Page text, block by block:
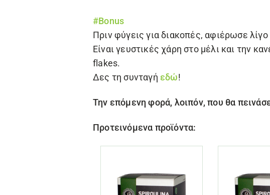
#Bonus
Πριν φύγεις για διακοπές, αφιέρωσε
Είναι γευστικές χάρη στο μέλι και την
flakes.
Δες τη συνταγή εδώ!
Την επόμενη φορά, λοιπόν, που θα
Προτεινόμενα προϊόντα: